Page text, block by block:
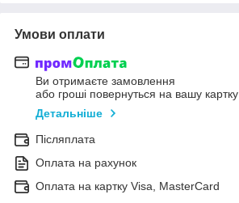
Умови оплати
Ви отримаєте замовлення
або гроші повернуться на вашу картку
Детальніше
Післяплата
Оплата на рахунок
Оплата на картку Visa, MasterCard